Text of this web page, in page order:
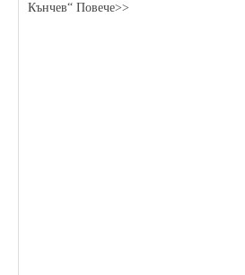
Кънчев“ Повече>>